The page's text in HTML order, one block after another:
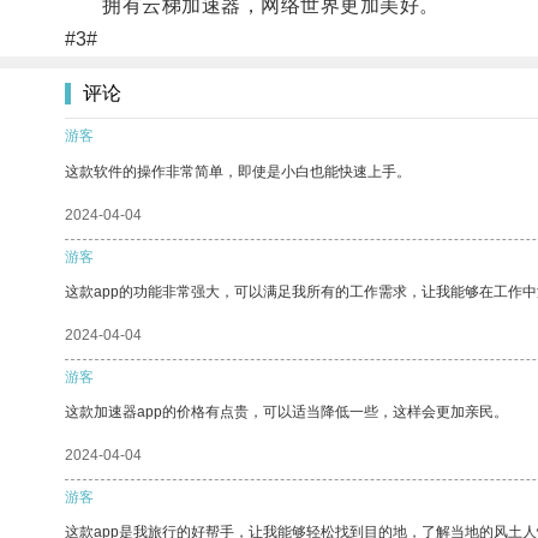
拥有云梯加速器，网络世界更加美好。
#3#
评论
游客
这款软件的操作非常简单，即使是小白也能快速上手。
2024-04-04
游客
这款app的功能非常强大，可以满足我所有的工作需求，让我能够在工作中
2024-04-04
游客
这款加速器app的价格有点贵，可以适当降低一些，这样会更加亲民。
2024-04-04
游客
这款app是我旅行的好帮手，让我能够轻松找到目的地，了解当地的风土人